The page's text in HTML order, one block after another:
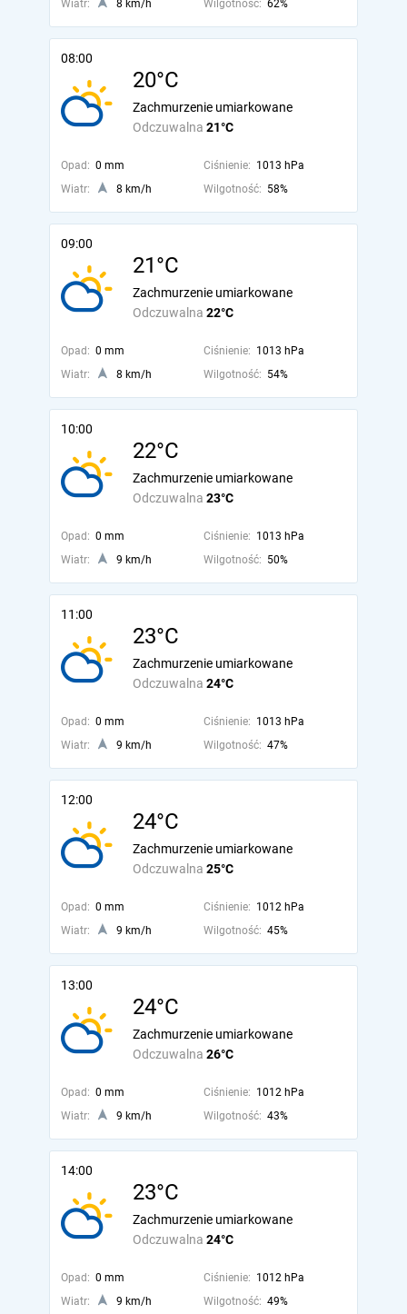
Wiatr: 8 km/h Wilgotność: 62%
08:00
20°C
Odczuwalna 21°C
Zachmurzenie umiarkowane
Opad: 0 mm Ciśnienie: 1013 hPa
Wiatr:
8 km/h Wilgotność: 58%
09:00
21°C
Odczuwalna 22°C
Zachmurzenie umiarkowane
Opad: 0 mm Ciśnienie: 1013 hPa
Wiatr:
8 km/h Wilgotność: 54%
10:00
22°C
Odczuwalna 23°C
Zachmurzenie umiarkowane
Opad: 0 mm Ciśnienie: 1013 hPa
Wiatr:
9 km/h Wilgotność: 50%
11:00
23°C
Odczuwalna 24°C
Zachmurzenie umiarkowane
Opad: 0 mm Ciśnienie: 1013 hPa
Wiatr:
9 km/h Wilgotność: 47%
12:00
24°C
Odczuwalna 25°C
Zachmurzenie umiarkowane
Opad: 0 mm Ciśnienie: 1012 hPa
Wiatr:
9 km/h Wilgotność: 45%
13:00
24°C
Odczuwalna 26°C
Zachmurzenie umiarkowane
Opad: 0 mm Ciśnienie: 1012 hPa
Wiatr:
9 km/h Wilgotność: 43%
14:00
23°C
Odczuwalna 24°C
Zachmurzenie umiarkowane
Opad: 0 mm Ciśnienie: 1012 hPa
Wiatr:
9 km/h Wilgotność: 49%